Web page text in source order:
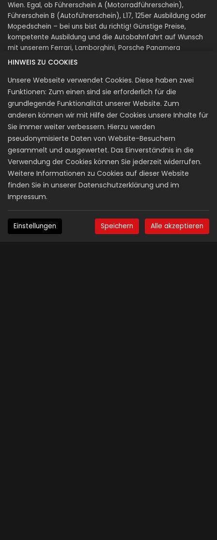
Wien. Egal, ob Führerschein A (Motorradführerschein),
Führerschein B (Autoführerschein), L17, 125er Ausbildung oder
Mopedschein – bei uns bist du richtig! Günstige Preise,
kompetente Ausbildung und die Autobahnfahrt auf Wunsch
mit unserem Ferrari, Lamborghini, Porsche Panamera
Turbo oder Shelby GT500 machen den Weg zum
(Schnellkurs), 4 Wochenkursen oder 8 Wochenkursen sparst
Du Zeit, Geld und Nerven!
KEINE VERSTECKTEN KOSTEN
ABSOLUTE PREISTRANSPARENZ
Auf unserer WEBSITE garantieren wir dir absolute
Preistransparenz!
Inklusive aller Nebenkosten und Behördengebühren —
auf den EURO genau!
PREIS-LEISTUNGS-VERHÄLTNIS
BESTER PREIS
HINWEIS ZU COOKIES
Unsere Webseite verwendet Cookies. Diese haben zwei
Funktionen: Zum einen sind sie erforderlich für die
grundlegende Funktionalität unserer Website. Zum
anderen können wir mit Hilfe der Cookies unsere Inhalte für
Sie immer weiter verbessern. Hierzu werden
pseudonymisierte Daten von Website-Besuchern
gesammelt und ausgewertet. Das Einverständnis in die
Verwendung der Cookies können Sie jederzeit widerrufen.
Weitere Informationen zu Cookies auf dieser Website
finden Sie in unserer Datenschutzerklärung und im
Impressum.
Einstellungen Speichern Alle akzeptieren